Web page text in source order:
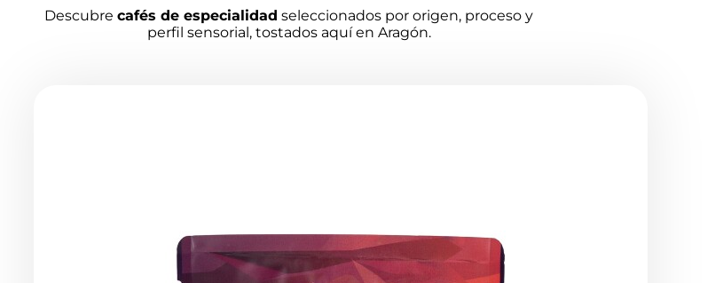
Descubre cafés de especialidad seleccionados por origen, proceso y
perfil sensorial, tostados aquí en Aragón.